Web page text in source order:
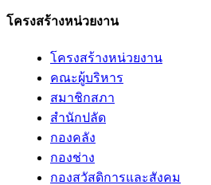
โครงสร้างหน่วยงาน
โครงสร้างหน่วยงาน
คณะผู้บริหาร
สมาชิกสภา
สำนักปลัด
กองคลัง
กองช่าง
กองสวัสดิการและสังคม